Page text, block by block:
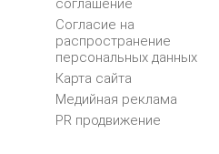
соглашение
Согласие на
распространение
персональных данных
Карта сайта
Медийная реклама
PR продвижение